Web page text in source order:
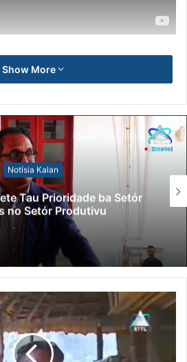
Show More
Notísia Kalan
Tau Prioridade ba Setór
no Setór Produtivu